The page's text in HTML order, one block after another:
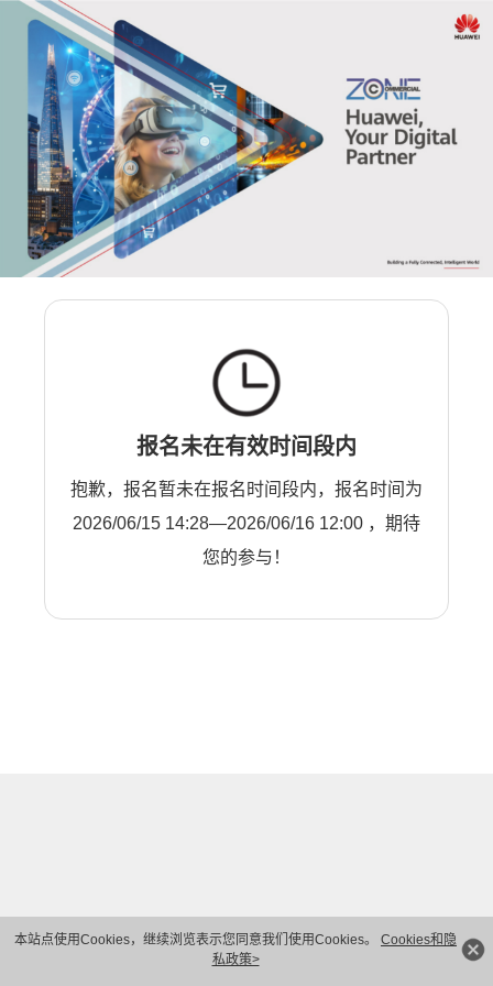
本站点使用Cookies，继续浏览表示您同意我们使用Cookies。 Cookies和隐
私政策>
报名未在有效时间段内
抱歉，报名暂未在报名时间段内，报名时间为
2026/06/15 14:28—2026/06/16 12:00 ，期待
您的参与！